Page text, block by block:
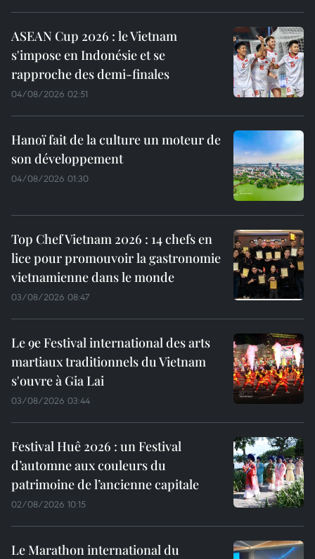
ASEAN Cup 2026 : le Vietnam
s'impose en Indonésie et se
rapproche des demi-finales
04/08/2026 02:51
Hanoï fait de la culture un moteur de
son développement
04/08/2026 01:30
Top Chef Vietnam 2026 : 14 chefs en
lice pour promouvoir la gastronomie
vietnamienne dans le monde
03/08/2026 08:47
Le 9e Festival international des arts
martiaux traditionnels du Vietnam
s'ouvre à Gia Lai
03/08/2026 03:44
Festival Huê 2026 : un Festival
d’automne aux couleurs du
patrimoine de l’ancienne capitale
02/08/2026 10:15
Le Marathon international du